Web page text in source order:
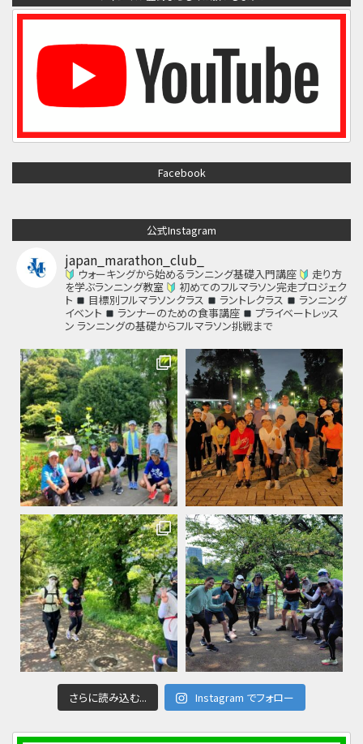
Facebook
公式Instagram
japan_marathon_club_
ウォーキングから始めるランニング基礎入門講座
走り方
を学ぶランニング教室
初めてのフルマラソン完走プロジェク
ト
目標別フルマラソンクラス ラントレクラス
ランニング
イベント
ランナーのための食事講座
プライベートレッス
ン ランニングの基礎からフルマラソン挑戦まで
さらに読み込む... Instagram でフォロー